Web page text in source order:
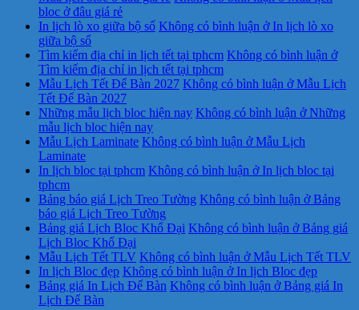
bloc ở đâu giá rẻ
In lịch lò xo giữa bộ số Không có bình luận ở In lịch lò xo
giữa bộ số
Tìm kiếm địa chỉ in lịch tết tại tphcm Không có bình luận ở
Tìm kiếm địa chỉ in lịch tết tại tphcm
Mẫu Lịch Tết Để Bàn 2027 Không có bình luận ở Mẫu Lịch
Tết Để Bàn 2027
Những mẫu lịch bloc hiện nay Không có bình luận ở Những
mẫu lịch bloc hiện nay
Mẫu Lịch Laminate Không có bình luận ở Mẫu Lịch
Laminate
In lịch bloc tại tphcm Không có bình luận ở In lịch bloc tại
tphcm
Bảng báo giá Lịch Treo Tường Không có bình luận ở Bảng
báo giá Lịch Treo Tường
Bảng giá Lịch Bloc Khổ Đại Không có bình luận ở Bảng giá
Lịch Bloc Khổ Đại
Mẫu Lịch Tết TLV Không có bình luận ở Mẫu Lịch Tết TLV
In lịch Bloc đẹp Không có bình luận ở In lịch Bloc đẹp
Bảng giá In Lịch Để Bàn Không có bình luận ở Bảng giá In
Lịch Để Bàn